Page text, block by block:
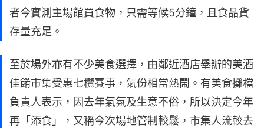
者今實測主場館買食物，只需等候5分鐘，且食品貨
存量充足。
至於場外亦有不少美食選擇，由鄰近酒店舉辦的美酒
佳餚市集受惠七欖賽事，氣份相當熱鬧。有美食攤檔
負責人表示，因去年氣氛及生意不俗，所以決定今年
再「添食」，又稱今次場地管制較鬆，市集人流較去